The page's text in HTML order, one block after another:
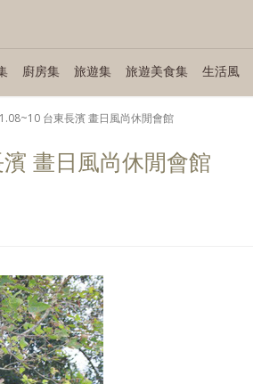
廚房集 旅遊集 旅遊美食集 生活風
台東長濱 畫日風尚休閒會館
畫日風尚休閒會館